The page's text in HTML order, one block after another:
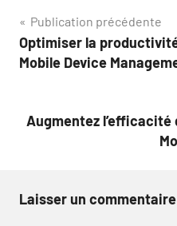
Navigation
de
Publication précédente
Optimiser la
Mobile Device
Augmentez l’efficacité
Laisser un commentaire